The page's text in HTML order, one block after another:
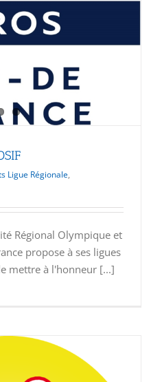
Ligue Régionale,
Régional Olympique et
propose à ses ligues
mettre à l'honneur [...]